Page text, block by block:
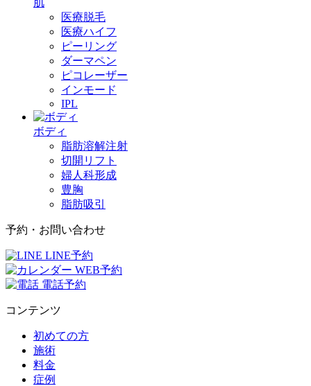
肌
医療脱毛
医療ハイフ
ピーリング
ダーマペン
ピコレーザー
インモード
IPL
ボディ
脂肪溶解注射
切開リフト
婦人科形成
豊胸
脂肪吸引
予約・お問い合わせ
LINE予約
WEB予約
電話予約
コンテンツ
初めての方
施術
料金
症例